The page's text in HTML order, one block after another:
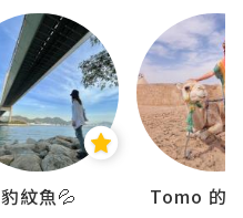
豹紋魚💦